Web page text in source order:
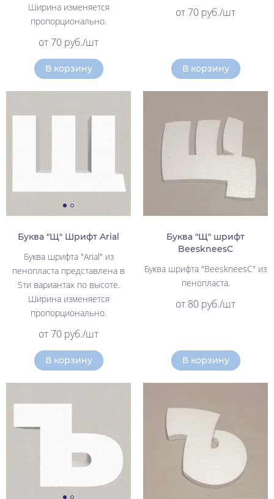
Ширина изменяется
пропорционально.
от 70 руб./шт
В корзину
от 70 руб./шт
В корзину
Буква "Щ" Шрифт Arial
Буква шрифта "Arial" из
пенопласта представлена в
5ти вариантах по высоте.
Ширина изменяется
пропорционально.
от 70 руб./шт
В корзину
Буква "Щ" шрифт
BeeskneesC
Буква шрифта "BeeskneesC" из
пенопласта.
от 80 руб./шт
В корзину